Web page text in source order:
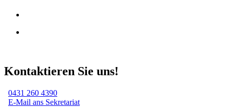
Kontaktieren Sie uns!
0431 260 4390
E-Mail ans Sekretariat